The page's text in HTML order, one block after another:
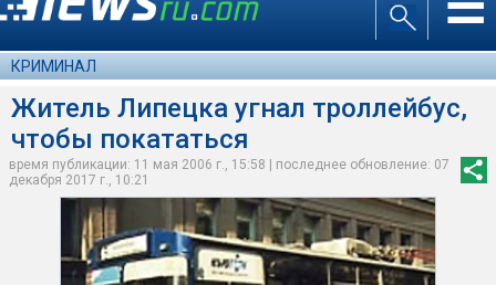
КРИМИНАЛ
Житель Липецка угнал троллейбус,
чтобы покататься
время публикации: 11 мая 2006 г., 15:58 | последнее обновление: 07
декабря 2017 г., 10:21